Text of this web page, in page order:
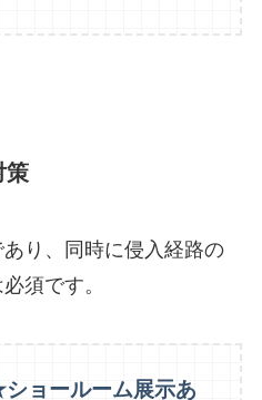
策
り、同時に侵入経路の
須です。
ョールーム展示あ